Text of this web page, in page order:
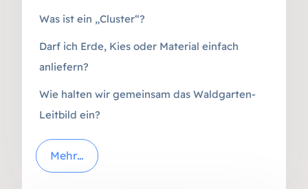
Was ist ein „Cluster“?
Darf ich Erde, Kies oder Material einfach
anliefern?
Wie halten wir gemeinsam das Waldgarten-
Leitbild ein?
Mehr…